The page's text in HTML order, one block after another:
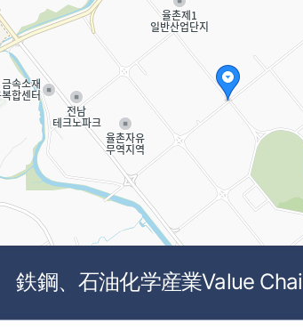
鉄鋼、石油化学産業Value